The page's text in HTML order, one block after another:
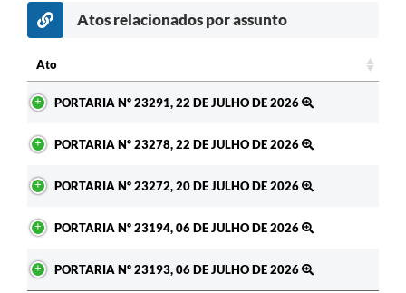
Atos relacionados por assunto
Ato
PORTARIA Nº 23291, 22 DE JULHO DE 2026
PORTARIA Nº 23278, 22 DE JULHO DE 2026
PORTARIA Nº 23272, 20 DE JULHO DE 2026
PORTARIA Nº 23194, 06 DE JULHO DE 2026
PORTARIA Nº 23193, 06 DE JULHO DE 2026